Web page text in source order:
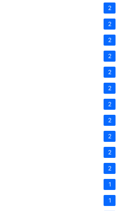
2
2
2
2
2
2
2
2
2
2
2
1
1